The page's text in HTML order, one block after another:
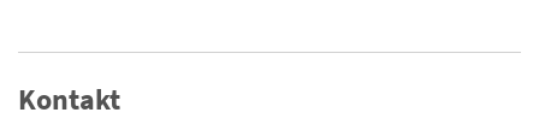
Kontakt